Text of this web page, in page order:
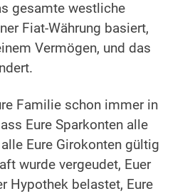
gesamte westliche
Fiat-Währung basiert,
Vermögen, und das
Familie schon immer in
Eure Sparkonten alle
Eure Girokonten gültig
wurde vergeudet, Euer
Hypothek belastet, Eure